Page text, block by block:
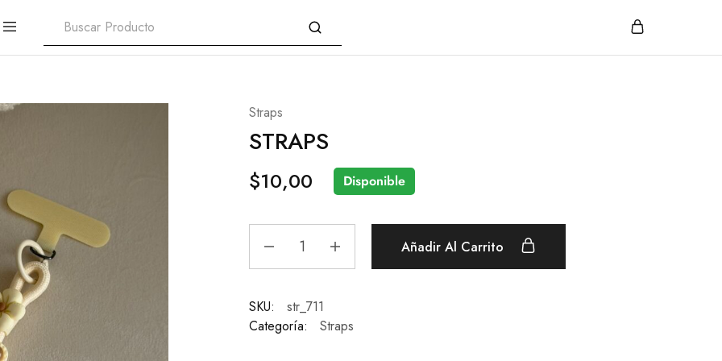
Straps
STRAPS
$10,00 Disponible
Añadir Al Carrito
SKU:
str_711
Categoría:
Straps